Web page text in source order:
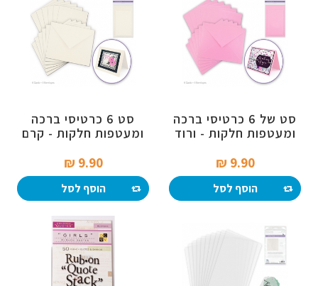
סט של 6 כרטיסי ברכה
ומעטפות חלקות - ורוד
9.90 ₪‎
הוסף לסל
סט 6 כרטיסי ברכה
ומעטפות חלקות - קרם
9.90 ₪‎
הוסף לסל